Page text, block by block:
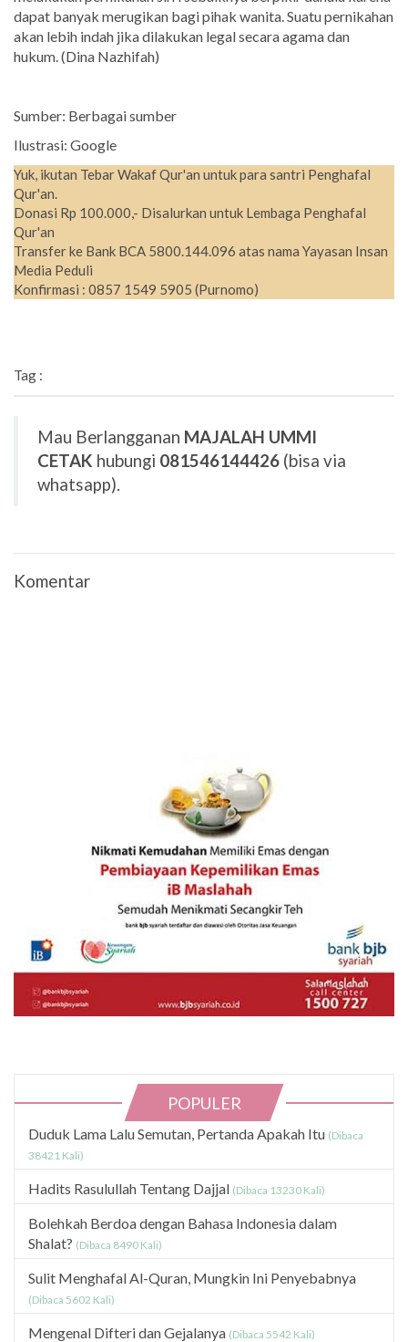
dapat banyak merugikan bagi pihak wanita. Suatu pernikahan
akan lebih indah jika dilakukan legal secara agama dan
hukum. (Dina Nazhifah)
Sumber: Berbagai sumber
Ilustrasi: Google
Yuk, ikutan Tebar Wakaf Qur'an untuk para santri Penghafal
Qur'an.
Donasi Rp 100.000,- Disalurkan untuk Lembaga Penghafal
Qur'an
Transfer ke Bank BCA 5800.144.096 atas nama Yayasan Insan
Media Peduli
Konfirmasi : 0857 1549 5905 (Purnomo)
Tag :
Mau Berlangganan MAJALAH UMMI
CETAK hubungi 081546144426 (bisa via
whatsapp).
Komentar
POPULER
Duduk Lama Lalu Semutan, Pertanda Apakah Itu (Dibaca
38421 Kali)
Hadits Rasulullah Tentang Dajjal (Dibaca 13230 Kali)
Bolehkah Berdoa dengan Bahasa Indonesia dalam
Shalat? (Dibaca 8490 Kali)
Sulit Menghafal Al-Quran, Mungkin Ini Penyebabnya
(Dibaca 5602 Kali)
Mengenal Difteri dan Gejalanya (Dibaca 5542 Kali)